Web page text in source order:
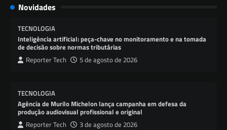
Novidades
TECNOLOGIA
Inteligência artificial: peça-chave no monitoramento e na tomada
de decisão sobre normas tributárias
Reporter Tech 5 de agosto de 2026
TECNOLOGIA
Agência de Murilo Michelon lança campanha em defesa da
produção audiovisual profissional e original
Reporter Tech 3 de agosto de 2026